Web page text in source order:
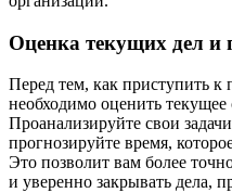
Оценка текущих дел и
Перед тем, как приступить к
необходимо оценить текущее
Проанализируйте свои
прогнозируйте время,
Это позволит вам более
и уверенно закрывать дела,